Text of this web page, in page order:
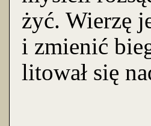
żyć. Wierzę
i zmienić
litował się